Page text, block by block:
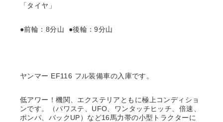
「タイヤ」
●前輪：8分山 ●後輪：9分山
ヤンマー EF116 フル装備車の入庫です。
低アワー！機関、エクステリアともに極上コンディショ
ンです。（パワステ、UFO、ワンタッチヒッチ、倍速、
ポンパ、バックUP）など16馬力帯の小型トラクターに